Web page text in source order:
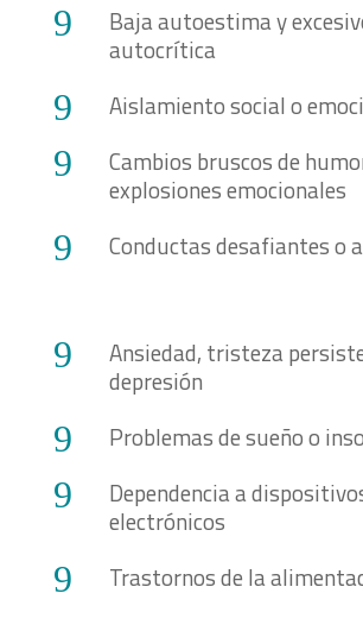
9
Baja autoestima y
autocrítica
9 Aislamiento social o
9
Cambios bruscos de
explosiones emocionales
9 Conductas desafiantes o
9
Ansiedad, tristeza
depresión
9 Problemas de sueño o
9
Dependencia a
electrónicos
9 Trastornos de la